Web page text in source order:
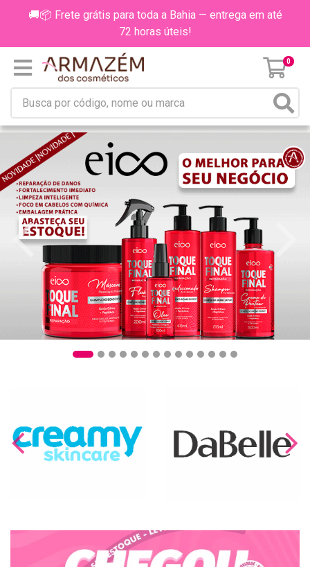
🚚📦 Frete grátis para toda a Bahia — entrega em até
72 horas úteis!
0